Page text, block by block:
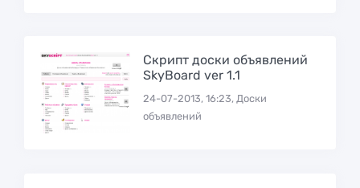
Скрипт доски объявлений
SkyBoard ver 1.1
24-07-2013, 16:23, Доски
объявлений